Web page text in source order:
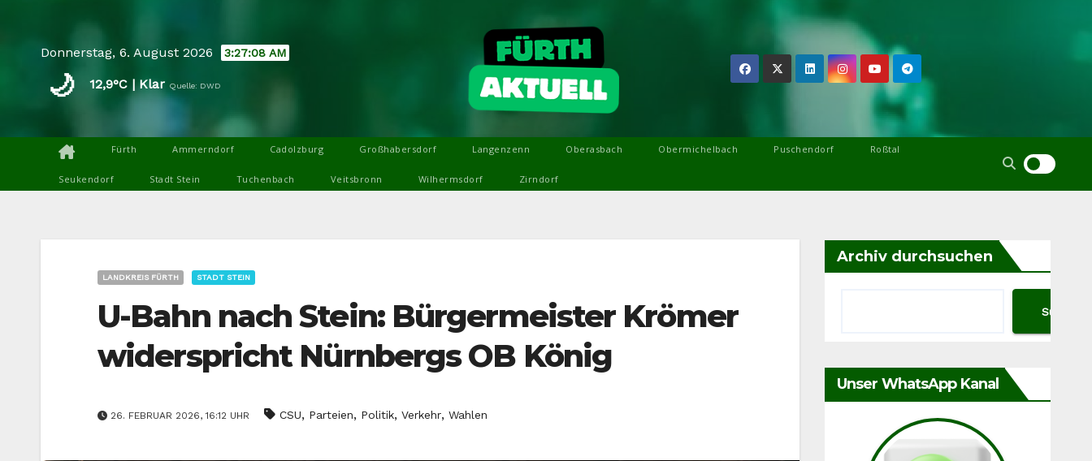
contentDonnerstag, 6. August 2026 3:27:09 AM
🌙 12,9°C | Klar Quelle: DWD
Fürth Ammerndorf Cadolzburg Großhabersdorf Langenzenn Oberasbach Obermichelbach Puschendorf Roßtal
Seukendorf Stadt Stein Tuchenbach Veitsbronn Wilhermsdorf Zirndorf
LANDKREIS FÜRTH STADT STEIN
U-Bahn nach Stein: Bürgermeister Krömer
widerspricht Nürnbergs OB König
26. FEBRUAR 2026, 16:12 UHR CSU, Parteien, Politik, Verkehr, Wahlen
Archiv durchsuchen
Suchen
Unser WhatsApp Kanal